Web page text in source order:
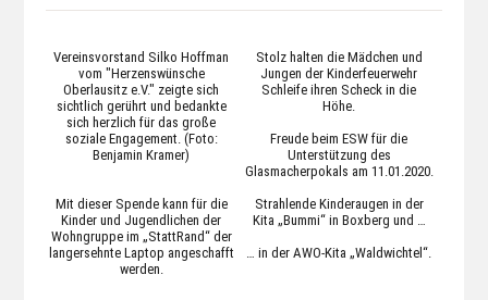
Vereinsvorstand Silko Hoffman
vom "Herzenswünsche
Oberlausitz e.V." zeigte sich
sichtlich gerührt und bedankte
sich herzlich für das große
soziale Engagement. (Foto:
Benjamin Kramer)
Stolz halten die Mädchen und
Jungen der Kinderfeuerwehr
Schleife ihren Scheck in die
Höhe.
Freude beim ESW für die
Unterstützung des
Glasmacherpokals am 11.01.2020.
Mit dieser Spende kann für die
Kinder und Jugendlichen der
Wohngruppe im „StattRand“ der
langersehnte Laptop angeschafft
werden.
Strahlende Kinderaugen in der
Kita „Bummi“ in Boxberg und …
… in der AWO-Kita „Waldwichtel“.